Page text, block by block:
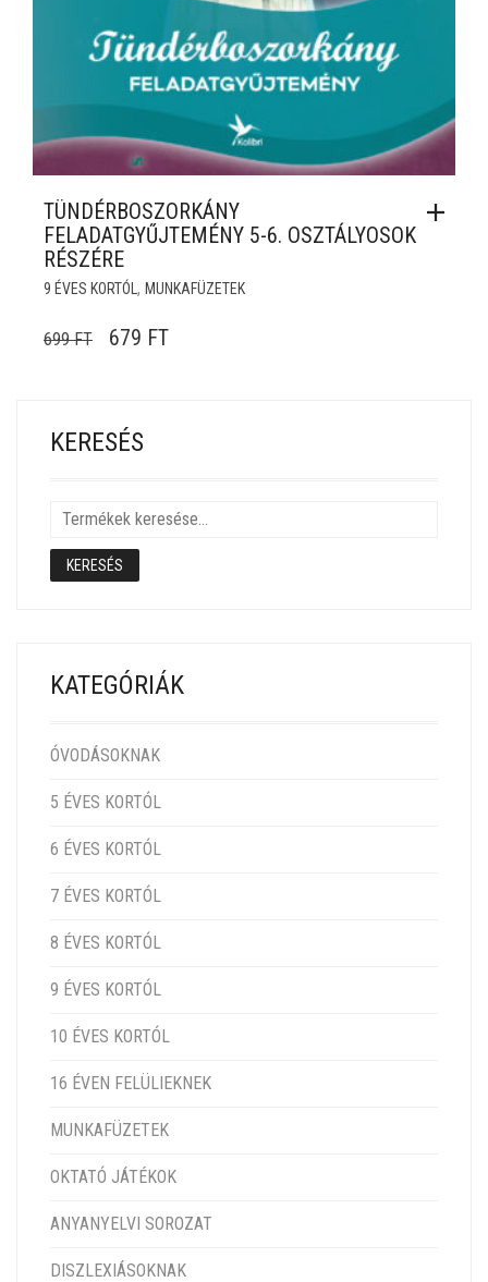
TÜNDÉRBOSZORKÁNY
FELADATGYŰJTEMÉNY 5-6. OSZTÁLYOSOK
RÉSZÉRE
9 ÉVES KORTÓL , MUNKAFÜZETEK
699FT ORIGINAL PRICE WAS: 699 FT.
679 FTCURRENT PRICE IS: 679 FT.
KERESÉS
KERESÉS
KATEGÓRIÁK
ÓVODÁSOKNAK
5 ÉVES KORTÓL
6 ÉVES KORTÓL
7 ÉVES KORTÓL
8 ÉVES KORTÓL
9 ÉVES KORTÓL
10 ÉVES KORTÓL
16 ÉVEN FELÜLIEKNEK
MUNKAFÜZETEK
OKTATÓ JÁTÉKOK
ANYANYELVI SOROZAT
DISZLEXIÁSOKNAK